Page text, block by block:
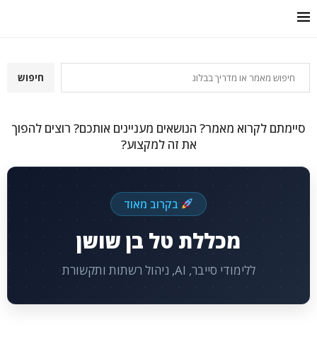
חיפוש
סיימתם לקרוא מאמר? הנושאים מעניינים אותכם? רוצים להפוך
את זה למקצוע?
בקרוב מאוד
מכללת טל בן שושן
ללימודי סייבר, AI, ניהול רשתות ותקשורת